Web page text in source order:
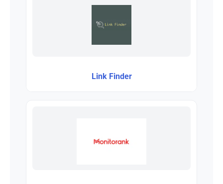
Link Finder